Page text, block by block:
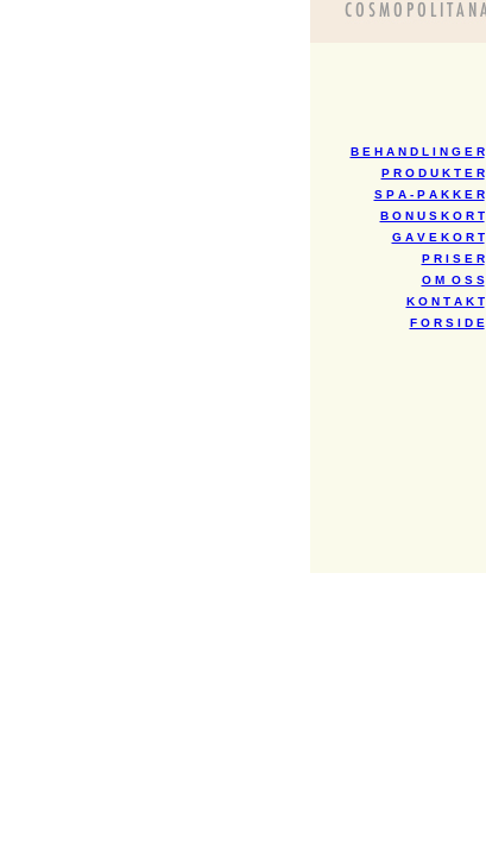
B E H A N D L I N G E R
P R O D U K T E R
S P A - P A K K E R
B O N U S K O R T
G A V E K O R T
P R I S E R
O M O S S
K O N T A K T
F O R S I D E